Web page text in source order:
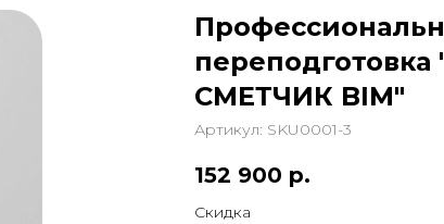
СМЕТЧИК BIM"
Артикул: SKU0001-3
152 900 р.
Скидка